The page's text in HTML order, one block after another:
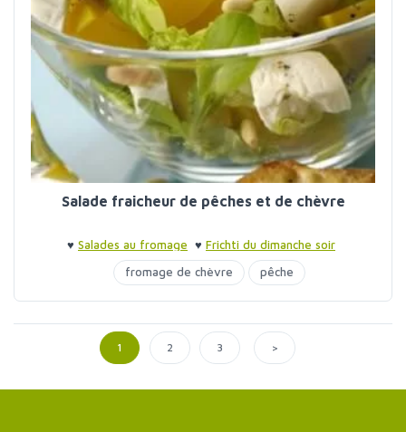
Salade fraicheur de pêches et de chèvre
♥ Salades au fromage ♥ Frichti du dimanche soir
fromage de chèvre
pêche
1 2 3 >